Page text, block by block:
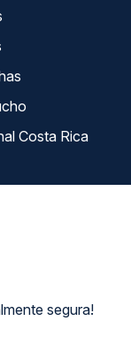
segura!
La terminal Costa Rica